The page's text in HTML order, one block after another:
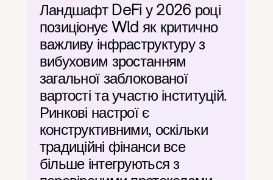
Ландшафт DeFi у 2026 році
позиціонує Wld як критично
важливу інфраструктуру з
вибуховим зростанням
загальної заблокованої
вартості та участю інституцій.
Ринкові настрої є
конструктивними, оскільки
традиційні фінанси все
більше інтегруються з